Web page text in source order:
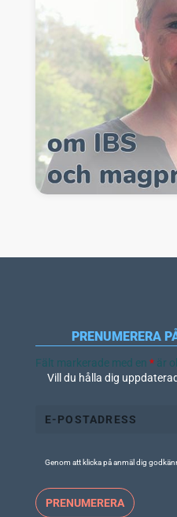
PRENUMERERA
Fält markerade med en *är
Vill du hålla dig
Genom att klicka på anmäl dig